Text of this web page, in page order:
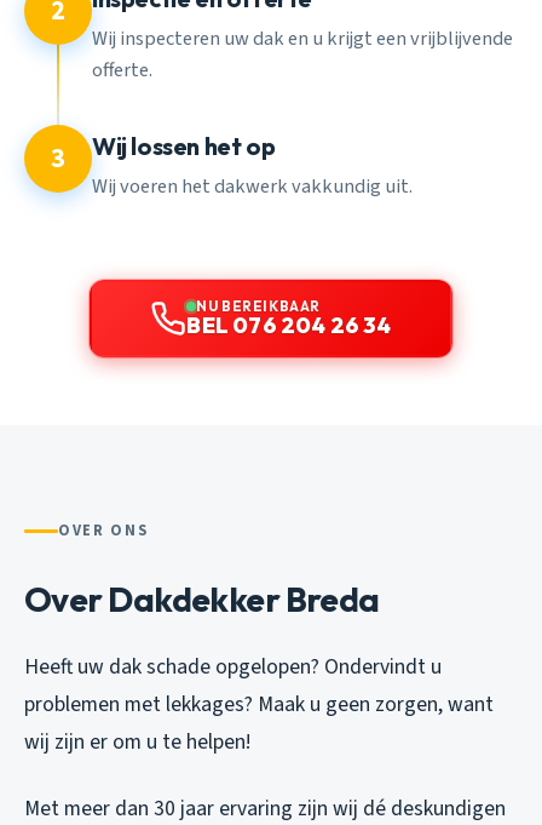
2
Wij inspecteren uw dak en u krijgt een vrijblijvende
offerte.
3 Wij lossen het op
Wij voeren het dakwerk vakkundig uit.
NU BEREIKBAAR
BEL 076 204 26 34
OVER ONS
Over Dakdekker Breda
Heeft uw dak schade opgelopen? Ondervindt u
problemen met lekkages? Maak u geen zorgen, want
wij zijn er om u te helpen!
Met meer dan 30 jaar ervaring zijn wij dé deskundigen